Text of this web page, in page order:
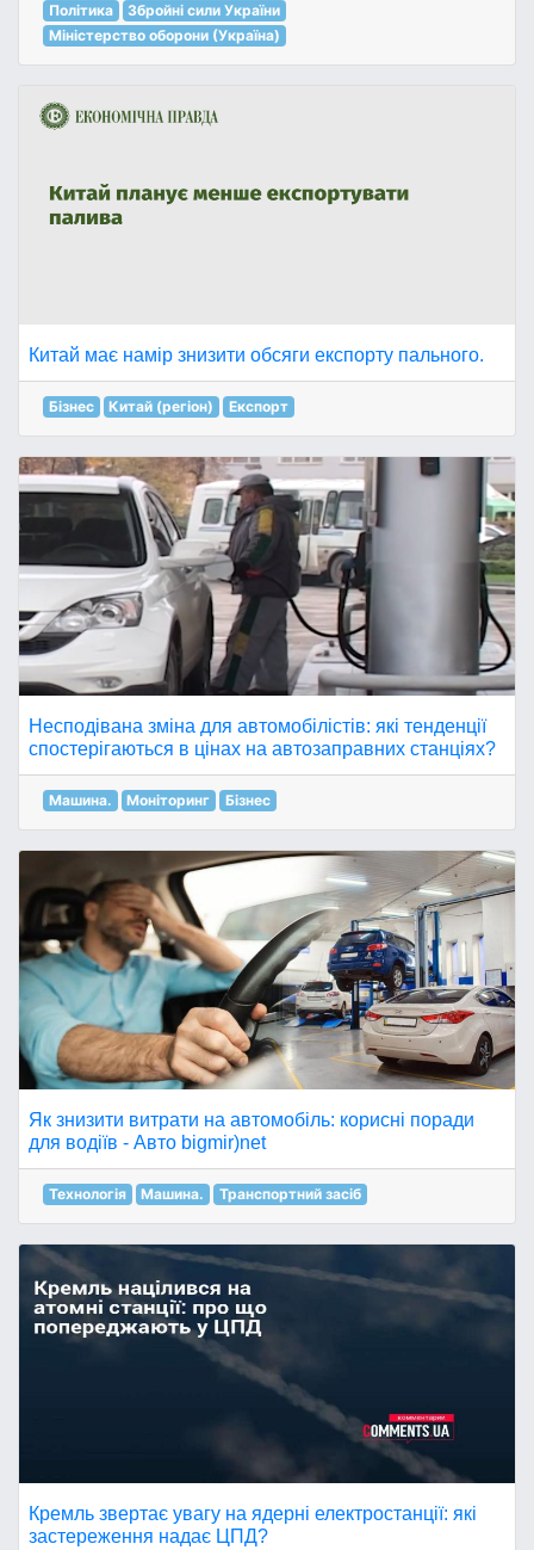
Політика
Збройні сили України
Міністерство оборони (Україна)
Китай має намір знизити обсяги експорту пального.
Бізнес Китай (регіон) Експорт
Несподівана зміна для автомобілістів: які тенденції
спостерігаються в цінах на автозаправних станціях?
Машина. Моніторинг Бізнес
Як знизити витрати на автомобіль: корисні поради
для водіїв - Авто bigmir)net
Технологія Машина. Транспортний засіб
Кремль звертає увагу на ядерні електростанції: які
застереження надає ЦПД?